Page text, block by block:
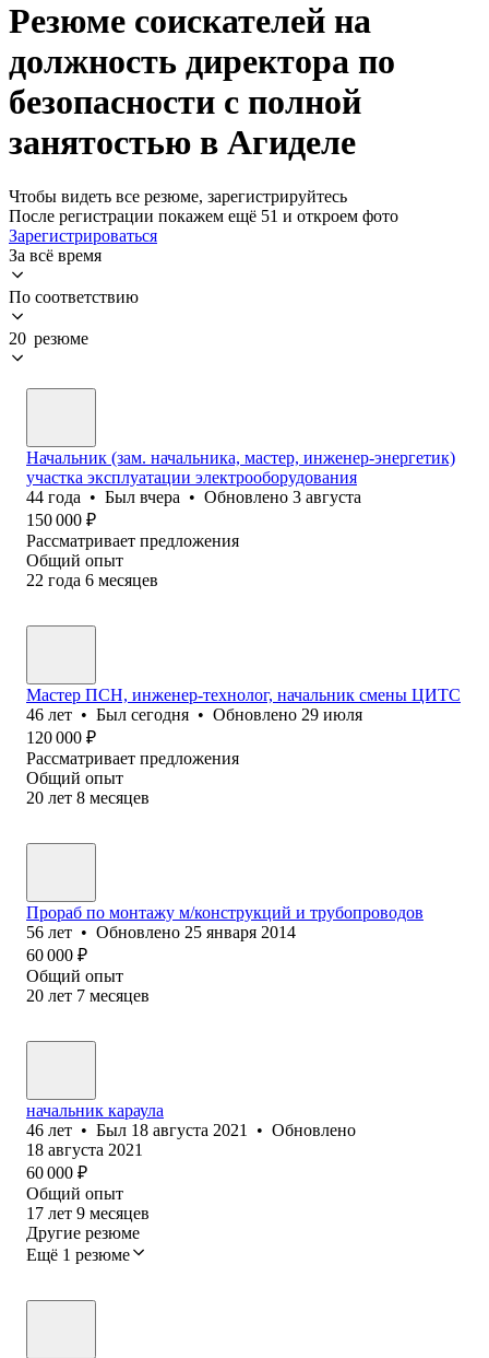
Резюме соискателей на
должность директора по
безопасности с полной
занятостью в Агиделе
Чтобы видеть все резюме, зарегистрируйтесь
После регистрации покажем ещё 51 и откроем фото
Зарегистрироваться
За всё время
По соответствию
20 резюме
Начальник (зам. начальника, мастер, инженер-энергетик)
участка эксплуатации электрооборудования
44 года • Был вчера • Обновлено 3 августа
150 000 ₽
Рассматривает предложения
Общий опыт
22 года 6 месяцев
Мастер ПСН, инженер-технолог, начальник смены ЦИТС
46 лет • Был сегодня • Обновлено 29 июля
120 000 ₽
Рассматривает предложения
Общий опыт
20 лет 8 месяцев
Прораб по монтажу м/конструкций и трубопроводов
56 лет • Обновлено 25 января 2014
60 000 ₽
Общий опыт
20 лет 7 месяцев
начальник караула
46 лет • Был 18 августа 2021 • Обновлено
18 августа 2021
60 000 ₽
Общий опыт
17 лет 9 месяцев
Другие резюме
Ещё 1 резюме